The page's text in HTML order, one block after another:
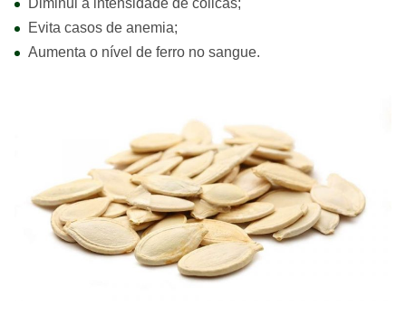
Diminui a intensidade de cólicas;
Evita casos de anemia;
Aumenta o nível de ferro no sangue.